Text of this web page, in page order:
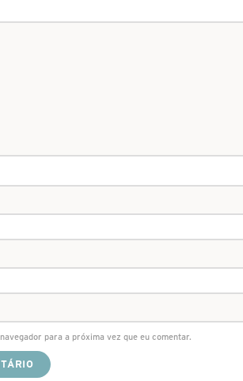
para a próxima vez que eu comentar.